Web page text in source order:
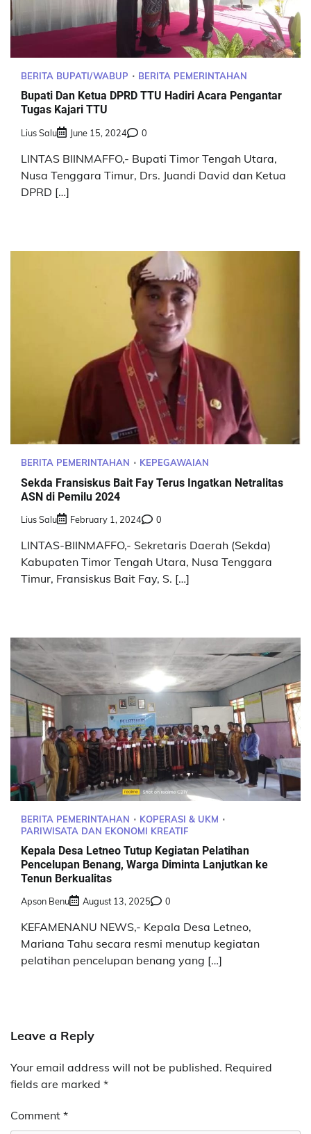
BERITA BUPATI/WABUP BERITA PEMERINTAHAN
Bupati Dan Ketua DPRD TTU Hadiri Acara Pengantar
Tugas Kajari TTU
Lius Salu June 15, 2024 0
LINTAS BIINMAFFO,- Bupati Timor Tengah Utara,
Nusa Tenggara Timur, Drs. Juandi David dan Ketua
DPRD […]
BERITA PEMERINTAHAN KEPEGAWAIAN
Sekda Fransiskus Bait Fay Terus Ingatkan Netralitas
ASN di Pemilu 2024
Lius Salu February 1, 2024 0
LINTAS-BIINMAFFO,- Sekretaris Daerah (Sekda)
Kabupaten Timor Tengah Utara, Nusa Tenggara
Timur, Fransiskus Bait Fay, S. […]
BERITA PEMERINTAHAN
KOPERASI & UKM
PARIWISATA DAN EKONOMI KREATIF
Kepala Desa Letneo Tutup Kegiatan Pelatihan
Pencelupan Benang, Warga Diminta Lanjutkan ke
Tenun Berkualitas
Apson Benu August 13, 2025 0
KEFAMENANU NEWS,- Kepala Desa Letneo,
Mariana Tahu secara resmi menutup kegiatan
pelatihan pencelupan benang yang […]
Leave a Reply
Your email address will not be published. Required
fields are marked *
Comment *